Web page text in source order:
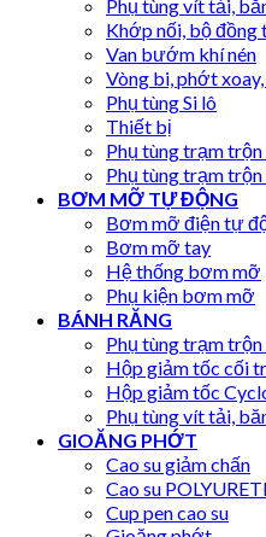
Phụ tùng vít tải,
Khớp nối, bộ đồng
Van bướm khí nén
Vòng bi, phớt
Phụ tùng Si lô
Thiết bị
Phụ tùng trạm
Phụ tùng trạm trộn
BƠM MỠ TỰ ĐỘNG
Bơm mỡ điện tự
Bơm mỡ tay
Hệ thống bơm mỡ
Phụ kiện bơm mỡ
BÁNH RĂNG
Phụ tùng trạm
Hộp giảm tốc cối
Hộp giảm tốc
Phụ tùng vít tải,
GIOĂNG PHỚT
Cao su giảm chấn
Cao su
Cup pen cao su